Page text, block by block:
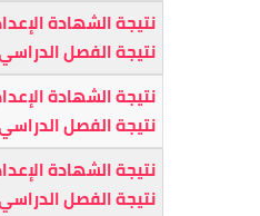
نتيجة الشهادة
نتيجة الفصل الدراسي
نتيجة الشهادة
نتيجة الفصل الدراسي
نتيجة الشهادة
نتيجة الفصل الدراسي